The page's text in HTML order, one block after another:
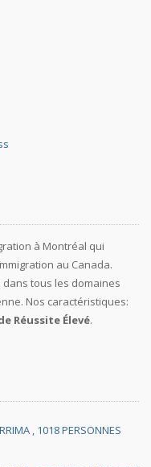
à Montréal qui
au Canada.
dans tous les domaines
Nos caractéristiques:
Réussite Élevé.
, 1018 PERSONNES